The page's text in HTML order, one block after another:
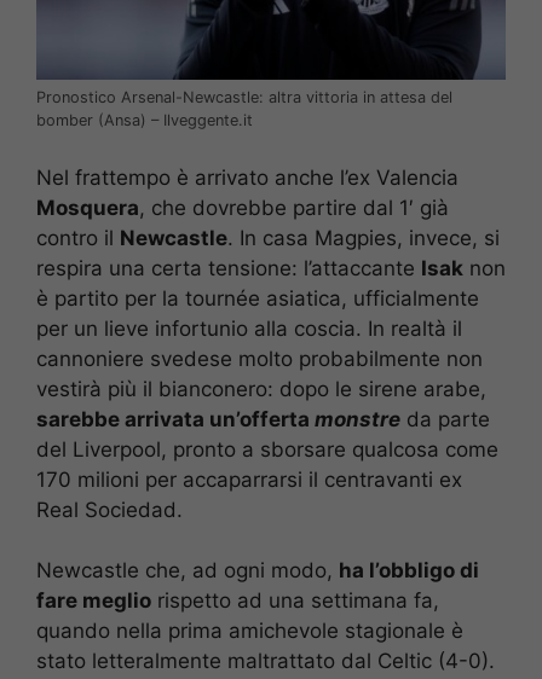
Pronostico Arsenal-Newcastle: altra vittoria in attesa del
bomber (Ansa) – Ilveggente.it
Nel frattempo è arrivato anche l’ex Valencia
Mosquera, che dovrebbe partire dal 1′ già
contro il Newcastle. In casa Magpies, invece, si
respira una certa tensione: l’attaccante Isak non
è partito per la tournée asiatica, ufficialmente
per un lieve infortunio alla coscia. In realtà il
cannoniere svedese molto probabilmente non
vestirà più il bianconero: dopo le sirene arabe,
sarebbe arrivata un’offerta monstre da parte
del Liverpool, pronto a sborsare qualcosa come
170 milioni per accaparrarsi il centravanti ex
Real Sociedad.
Newcastle che, ad ogni modo, ha l’obbligo di
fare meglio rispetto ad una settimana fa,
quando nella prima amichevole stagionale è
stato letteralmente maltrattato dal Celtic (4-0).